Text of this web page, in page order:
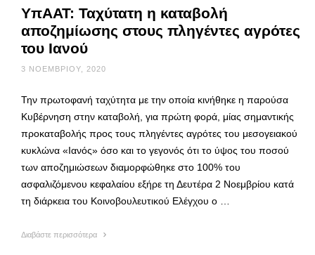
ΥπΑΑΤ: Ταχύτατη η καταβολή
αποζημίωσης στους πληγέντες αγρότες
του Ιανού
3 ΝΟΕΜΒΡΊΟΥ, 2020
Την πρωτοφανή ταχύτητα με την οποία κινήθηκε η παρούσα
Κυβέρνηση στην καταβολή, για πρώτη φορά, μίας σημαντικής
προκαταβολής προς τους πληγέντες αγρότες του μεσογειακού
κυκλώνα «Ιανός» όσο και το γεγονός ότι το ύψος του ποσού
των αποζημιώσεων διαμορφώθηκε στο 100% του
ασφαλιζόμενου κεφαλαίου εξήρε τη Δευτέρα 2 Νοεμβρίου κατά
τη διάρκεια του Κοινοβουλευτικού Ελέγχου ο …
Διαβάστε περισσότερα